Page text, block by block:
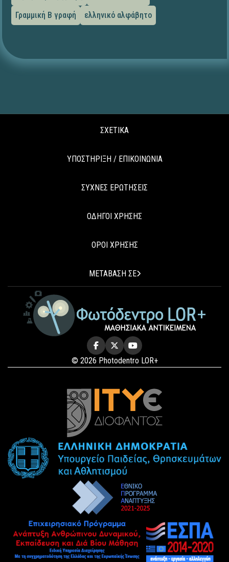
Γραμμική Β γραφή
ελληνικό αλφάβητο
ΣΧΕΤΙΚΑ
ΥΠΟΣΤΗΡΙΞΗ / ΕΠΙΚΟΙΝΩΝΙΑ
ΣΥΧΝΕΣ ΕΡΩΤΗΣΕΙΣ
ΟΔΗΓΟΙ ΧΡΗΣΗΣ
ΟΡΟΙ ΧΡΗΣΗΣ
ΜΕΤΑΒΑΣΗ ΣΕ
© 2026 Photodentro LOR+